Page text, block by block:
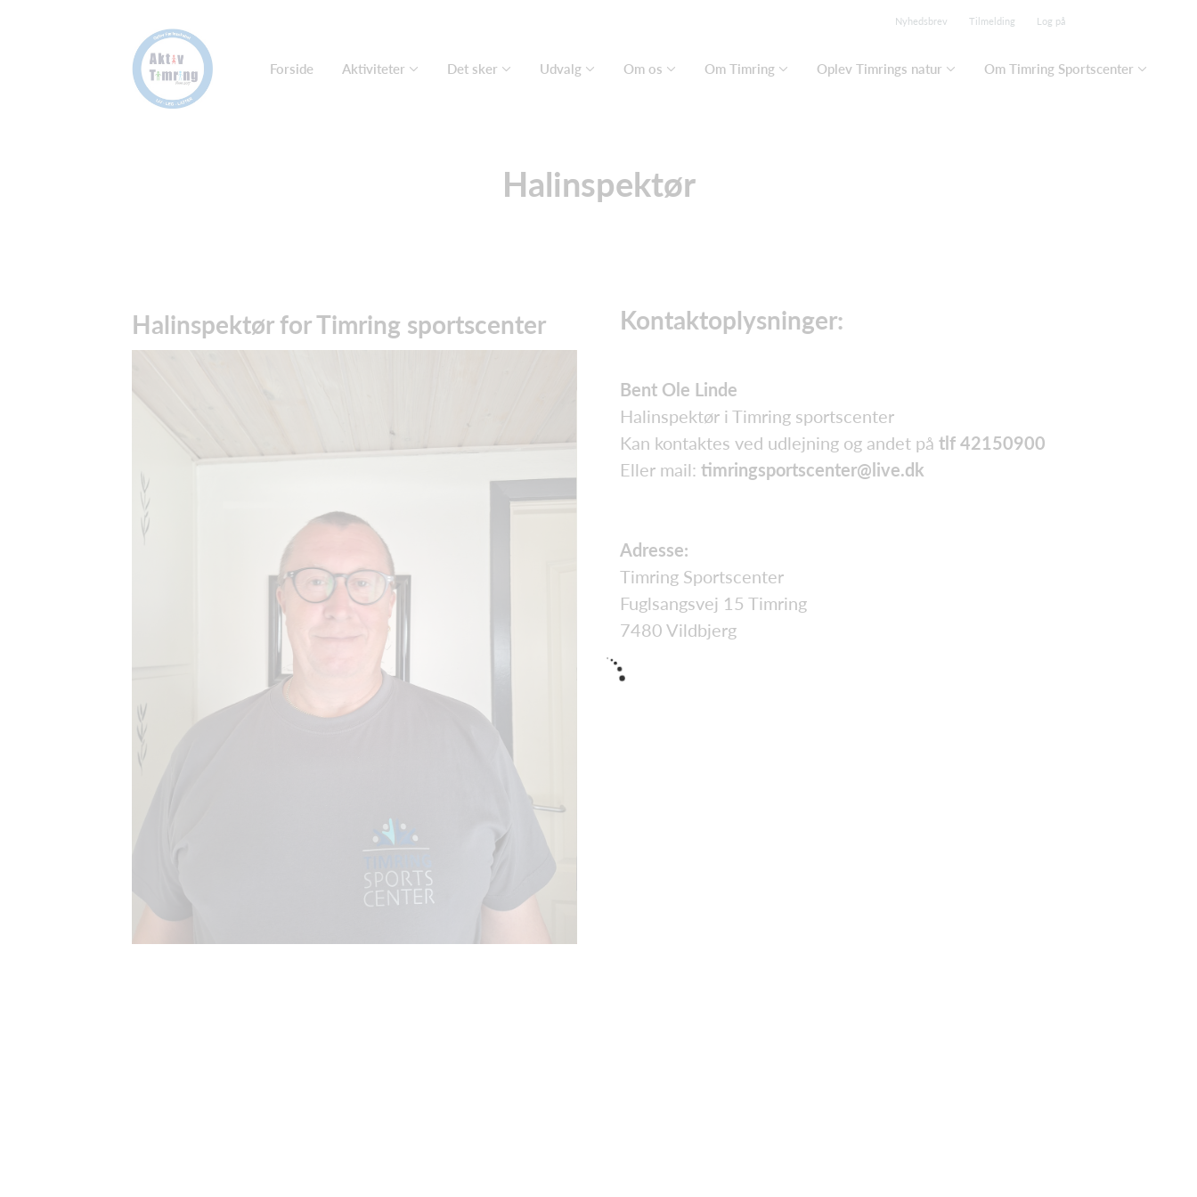
Nyhedsbrev Tilmelding Log på
Forside Aktiviteter Det sker Udvalg Om os Om Timring Oplev Timrings natur Om Timring Sportscenter
Halinspektør
Halinspektør for Timring sportscenter Kontaktoplysninger:
Bent Ole Linde
Halinspektør i Timring sportscenter
Kan kontaktes ved udlejning og andet på tlf 42150900
Eller mail: timringsportscenter@live.dk
Adresse:
Timring Sportscenter
Fuglsangsvej 15 Timring
7480 Vildbjerg